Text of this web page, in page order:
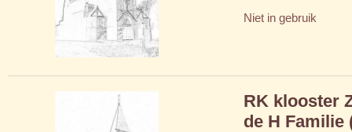
Niet in gebruik
RK klooster
de H Familie